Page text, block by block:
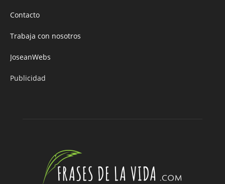
Contacto
Trabaja con nosotros
JoseanWebs
Publicidad